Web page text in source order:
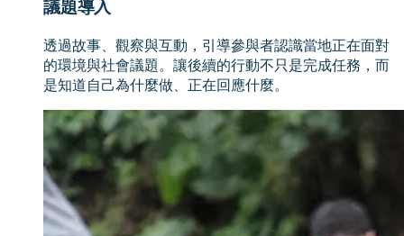
議題導入
透過故事、觀察與互動，引導參與者認識當地正在面對
的環境與社會議題。讓後續的行動不只是完成任務，而
是知道自己為什麼做、正在回應什麼。